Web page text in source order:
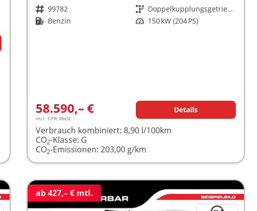
Fahrzeugnr. 99782 Getriebe
Doppelkupplungsgetriebe (DSG)
Kraftstoff Benzin Leistung 150 kW (204 PS)
58.590,– €
incl. 19% MwSt.
Details
Verbrauch kombiniert: 8,90 l/100km
CO2-Klasse: G
CO2-Emissionen: 203,00 g/km
ab 427,– € mtl.